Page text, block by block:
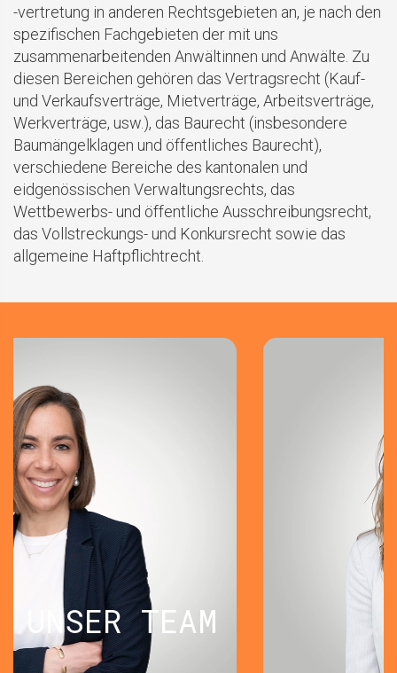
-vertretung in anderen Rechtsgebieten an, je nach den
spezifischen Fachgebieten der mit uns
zusammenarbeitenden Anwältinnen und Anwälte. Zu
diesen Bereichen gehören das Vertragsrecht (Kauf-
und Verkaufsverträge, Mietverträge, Arbeitsverträge,
Werkverträge, usw.), das Baurecht (insbesondere
Baumängelklagen und öffentliches Baurecht),
verschiedene Bereiche des kantonalen und
eidgenössischen Verwaltungsrechts, das
Wettbewerbs- und öffentliche Ausschreibungsrecht,
das Vollstreckungs- und Konkursrecht sowie das
allgemeine Haftpflichtrecht.
UNSER TEAM